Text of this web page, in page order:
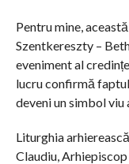
Pentru mine,
Szentkereszty –
eveniment al
lucru confirmă
deveni un simbol viu
Liturghia
Claudiu,